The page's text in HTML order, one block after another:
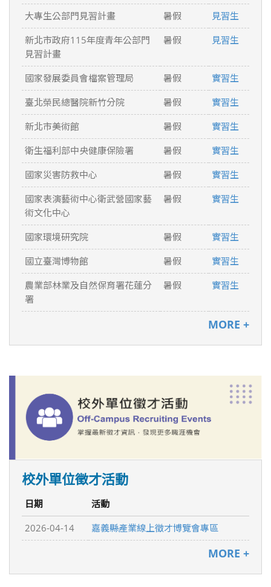
大專生公部門見習計畫 暑假
見習生
新北市政府115年度青年公部門
見習計畫
暑假 見習生
國家發展委員會檔案管理局 暑假
實習生
臺北榮民總醫院新竹分院
暑假
實習生
新北市美術館
暑假
實習生
衛生福利部中央健康保險署
暑假
實習生
國家災害防救中心
暑假
實習生
國家表演藝術中心衛武營國家藝
術文化中心
暑假 實習生
國家環境研究院 暑假
實習生
國立臺灣博物館
暑假
實習生
農業部林業及自然保育署花蓮分
署
暑假 實習生
MORE +
校外單位徵才活動
日期
活動
2026-04-14
嘉義縣產業線上徵才博覽會專區
MORE +